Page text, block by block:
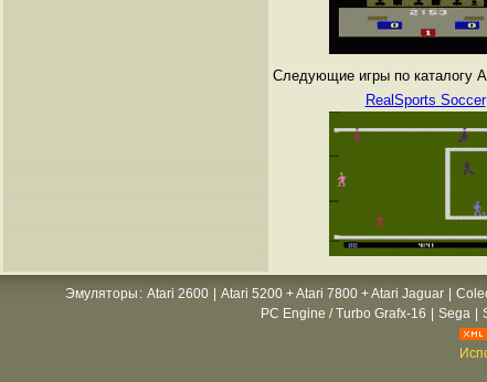
Следующие игры по каталогу
RealSports Soccer
Эмуляторы : Atari 2600 Atari 5200 + Atari 7800 + Atari Jaguar
PC Engine / Turbo Grafx-16
Sega